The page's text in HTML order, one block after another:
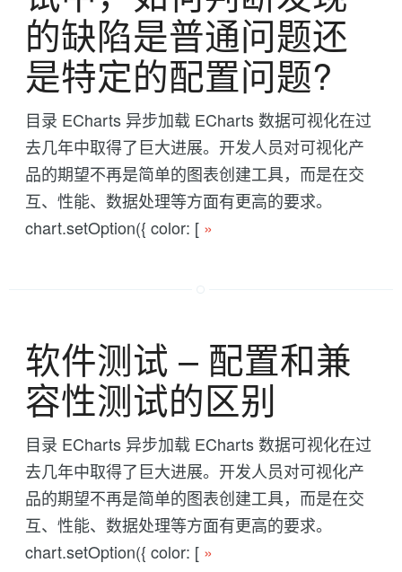
的缺陷是普通问题还
是特定的配置问题?
目录 ECharts 异步加载 ECharts 数据可视化在过
去几年中取得了巨大进展。开发人员对可视化产
品的期望不再是简单的图表创建工具，而是在交
互、性能、数据处理等方面有更高的要求。
chart.setOption({ color: [ »
软件测试 -- 配置和兼
容性测试的区别
目录 ECharts 异步加载 ECharts 数据可视化在过
去几年中取得了巨大进展。开发人员对可视化产
品的期望不再是简单的图表创建工具，而是在交
互、性能、数据处理等方面有更高的要求。
chart.setOption({ color: [ »